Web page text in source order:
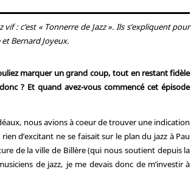
: c’est « Tonnerre de Jazz ». Ils s’expliquent pour
Bernard Joyeux.
marquer un grand coup, tout en restant fidèle
? Et quand avez-vous commencé cet épisode
nous avions à coeur de trouver une indication
d’excitant ne se faisait sur le plan du jazz à Pau
de la ville de Billère (qui nous soutient depuis la
de jazz, je me devais donc de m’investir à